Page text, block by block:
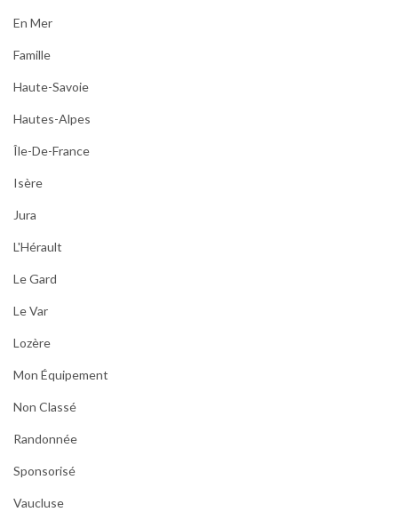
En Mer
Famille
Haute-Savoie
Hautes-Alpes
Île-De-France
Isère
Jura
L'Hérault
Le Gard
Le Var
Lozère
Mon Équipement
Non Classé
Randonnée
Sponsorisé
Vaucluse